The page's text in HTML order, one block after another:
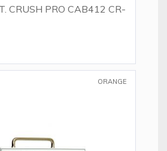
CRUSH PRO CAB412 CR-
ORANGE